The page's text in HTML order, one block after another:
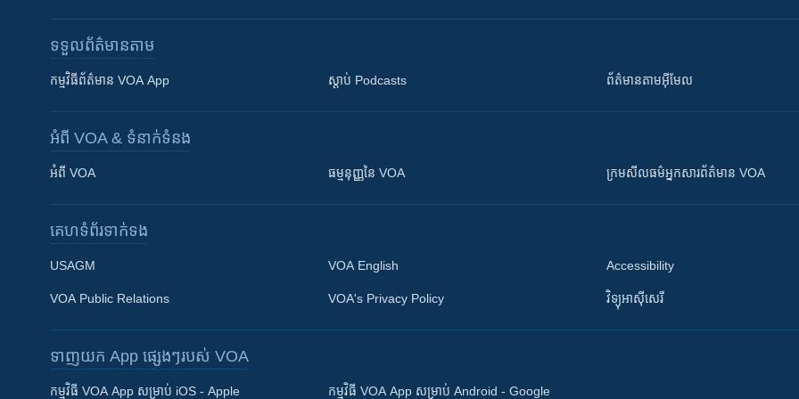
Khmer English
ទទួល​ព័ត៌មាន​តាម
កម្មវិធី​ព័ត៌មាន VOA App ស្តាប់ Podcasts ព័ត៌មាន​តាម​អ៊ីមែល
អំពី​ VOA & ទំនាក់ទំនង
អំពី​ VOA ធម្មនុញ្ញ​នៃ VOA ក្រម​​​សីលធម៌​​​អ្នក​​​សារព័ត៌មាន VOA
គេហទំព័រ​​ទាក់ទង
USAGM
VOA Public Relations
VOA English
VOA's Privacy Policy
Accessibility
វិទ្យុ​អាស៊ី​សេរី
ទាញយក​ App ផ្សេងៗ​របស់​ VOA
កម្មវិធី​ VOA App សម្រាប់ iOS - Apple កម្មវិធី​ VOA App សម្រាប់ Android - Google